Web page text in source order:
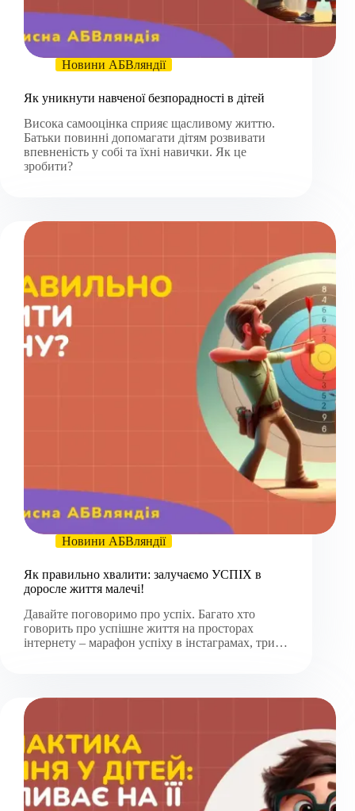
Новини АБВляндії
Як уникнути навченої безпорадності в дітей
Висока самооцінка сприяє щасливому життю.
Батьки повинні допомагати дітям розвивати
впевненість у собі та їхні навички. Як це
зробити?
Новини АБВляндії
Як правильно хвалити: залучаємо УСПІХ в
доросле життя малечі!
Давайте поговоримо про успіх. Багато хто
говорить про успішне життя на просторах
інтернету – марафон успіху в інстаграмах, три…